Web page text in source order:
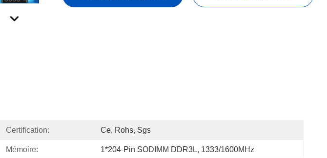
Certification: Ce, Rohs, Sgs
Mémoire: 1*204-Pin SODIMM DDR3L, 1333/1600MHz